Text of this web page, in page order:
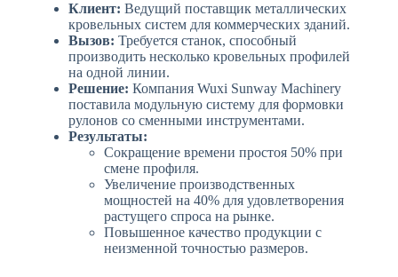
Клиент: Ведущий поставщик металлических
кровельных систем для коммерческих зданий.
Вызов: Требуется станок, способный
производить несколько кровельных профилей
на одной линии.
Решение: Компания Wuxi Sunway Machinery
поставила модульную систему для формовки
рулонов со сменными инструментами.
Результаты:
Сокращение времени простоя 50% при
смене профиля.
Увеличение производственных
мощностей на 40% для удовлетворения
растущего спроса на рынке.
Повышенное качество продукции с
неизменной точностью размеров.